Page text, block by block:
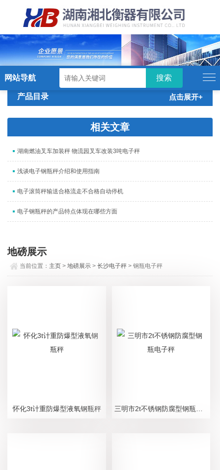
硬汉视频,硬汉视频app下载,硬汉视频ios
下载苹果版,硬汉视频app安卓破解版
网站导航
产品目录 点击展开+
相关文章
湖南燃油叉车加装秤 物流园叉车改装3吨电子秤
浅谈电子钢瓶秤介绍和使用指南
电子滚筒秤输送合格流走不合格自动停机
电子钢瓶秤的产品特点体现在哪些方面
地磅展示
当前位置： 主页 >地磅展示 >长沙电子秤 > 钢瓶电子秤
怀化3t计重防爆型液氧钢瓶秤